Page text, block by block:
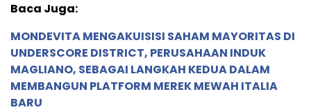
Baca Juga:
MONDEVITA MENGAKUISISI SAHAM MAYORITAS DI
UNDERSCORE DISTRICT, PERUSAHAAN INDUK
MAGLIANO, SEBAGAI LANGKAH KEDUA DALAM
MEMBANGUN PLATFORM MEREK MEWAH ITALIA
BARU